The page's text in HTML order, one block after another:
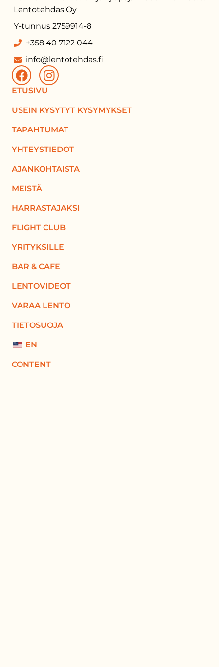
Lentotehdas Oy
Y-tunnus 2759914-8
+358 40 7122 044
info@lentotehdas.fi
ETUSIVU
USEIN KYSYTYT KYSYMYKSET
TAPAHTUMAT
YHTEYSTIEDOT
AJANKOHTAISTA
MEISTÄ
HARRASTAJAKSI
FLIGHT CLUB
YRITYKSILLE
BAR & CAFE
LENTOVIDEOT
VARAA LENTO
TIETOSUOJA
EN
CONTENT